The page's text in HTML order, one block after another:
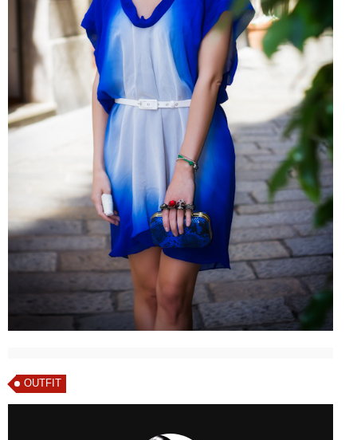
OUTFIT